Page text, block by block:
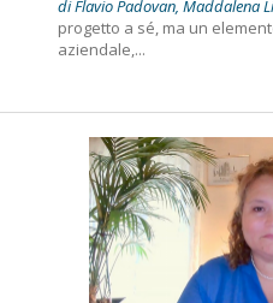
di Flavio Padovan, Maddalena
progetto a sé, ma un
aziendale,...